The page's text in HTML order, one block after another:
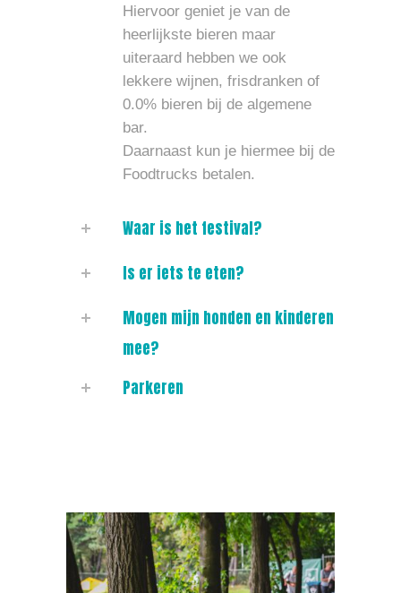
Hiervoor geniet je van de
heerlijkste bieren maar
uiteraard hebben we ook
lekkere wijnen, frisdranken of
0.0% bieren bij de algemene
bar.
Daarnaast kun je hiermee bij de
Foodtrucks betalen.
Waar is het festival?
Is er iets te eten?
Mogen mijn honden en kinderen
mee?
Parkeren